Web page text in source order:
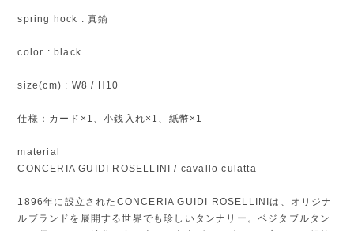
spring hock : 真鍮
color : black
size(cm) : W8 / H10
仕様：カード×1、小銭入れ×1、紙幣×1
material
CONCERIA GUIDI ROSELLINI / cavallo culatta
1896年に設立されたCONCERIA GUIDI ROSELLINIは、オリジナ
ルブランドを展開する世界でも珍しいタンナリー。ベジタブルタン